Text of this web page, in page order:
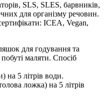
SLS, SLES, барвників,
для організму речовин.
ICEA, Vegan,
для годування та
маляти. Спосіб
на 5 літрів води.
ложка) на 5 літрів